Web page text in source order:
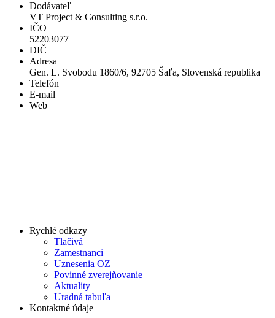
Dodávateľ
VT Project & Consulting s.r.o.
IČO
52203077
DIČ
Adresa
Gen. L. Svobodu 1860/6, 92705 Šaľa, Slovenská republika
Telefón
E-mail
Web
Rychlé odkazy
Tlačivá
Zamestnanci
Uznesenia OZ
Povinné zverejňovanie
Aktuality
Uradná tabuľa
Kontaktné údaje